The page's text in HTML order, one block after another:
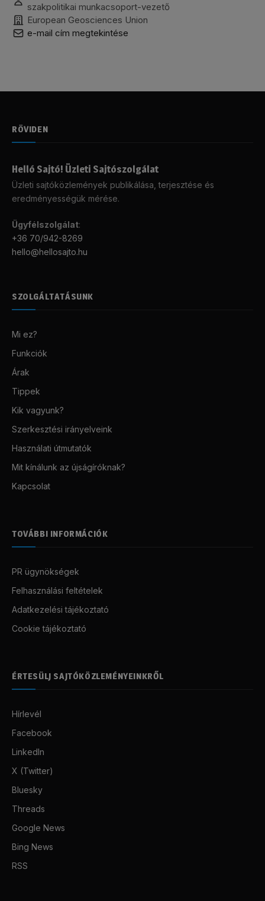
szakpolitikai munkacsoport-vezető
European Geosciences Union
e-mail cím megtekintése
RÖVIDEN
Helló Sajtó! Üzleti Sajtószolgálat
Üzleti sajtóközlemények publikálása, terjesztése és
eredményességük mérése.
Ügyfélszolgálat:
+36 70/942-8269
hello@hellosajto.hu
SZOLGÁLTATÁSUNK
Mi ez?
Funkciók
Árak
Tippek
Kik vagyunk?
Szerkesztési irányelveink
Használati útmutatók
Mit kínálunk az újságíróknak?
Kapcsolat
TOVÁBBI INFORMÁCIÓK
PR ügynökségek
Felhasználási feltételek
Adatkezelési tájékoztató
Cookie tájékoztató
ÉRTESÜLJ SAJTÓKÖZLEMÉNYEINKRŐL
Hírlevél
Facebook
LinkedIn
X (Twitter)
Bluesky
Threads
Google News
Bing News
RSS